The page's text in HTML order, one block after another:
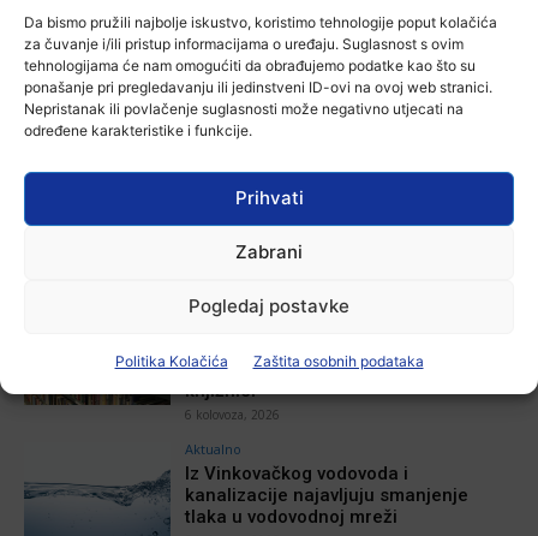
Da bismo pružili najbolje iskustvo, koristimo tehnologije poput kolačića
za čuvanje i/ili pristup informacijama o uređaju. Suglasnost s ovim
tehnologijama će nam omogućiti da obrađujemo podatke kao što su
ponašanje pri pregledavanju ili jedinstveni ID-ovi na ovoj web stranici.
Nepristanak ili povlačenje suglasnosti može negativno utjecati na
određene karakteristike i funkcije.
Prihvati
Zabrani
Pogledaj postavke
Politika Kolačića Zaštita osobnih podataka
POVEZANE VIJESTI
Zbog niskog vodostaja otežana
plovidba na Dunavu
Aktualno
žanrovi ovoga ljeta u vinkovačkoj
knjižnici
6 kolovoza, 2026
Aktualno
Iz Vinkovačkog vodovoda i
kanalizacije najavljuju smanjenje
tlaka u vodovodnoj mreži